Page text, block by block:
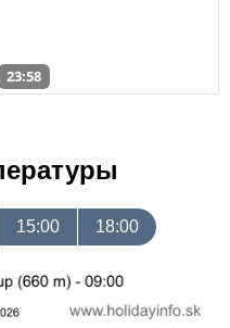
23:58
15:00 18:00